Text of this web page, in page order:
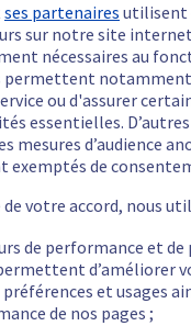
ses partenaires utilisent
sur notre site
nécessaires au
permettent
ou d'assurer
essentielles.
mesures d’audience
exemptés de
de votre accord, nous
de performance et
d’améliorer
et usages
de nos pages ;